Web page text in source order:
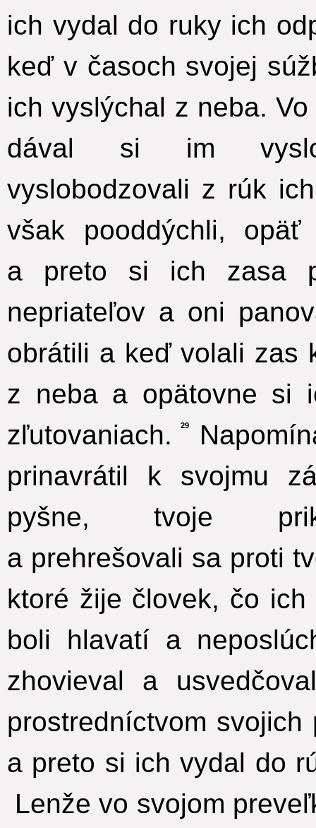
ich vydal do ruky ich
keď v časoch svojej
ich vyslýchal z neba.
dával si im
vyslobodzovali z rúk
však pooddýchli,
a preto si ich zasa
nepriateľov a oni
obrátili a keď volali zas
z neba a opätovne si
zľutovaniach.
29
prinavrátil k svojmu
pyšne, tvoje
a prehrešovali sa proti
ktoré žije človek, čo
boli hlavatí a
zhovieval a
prostredníctvom
a preto si ich vydal do
Lenže vo svojom